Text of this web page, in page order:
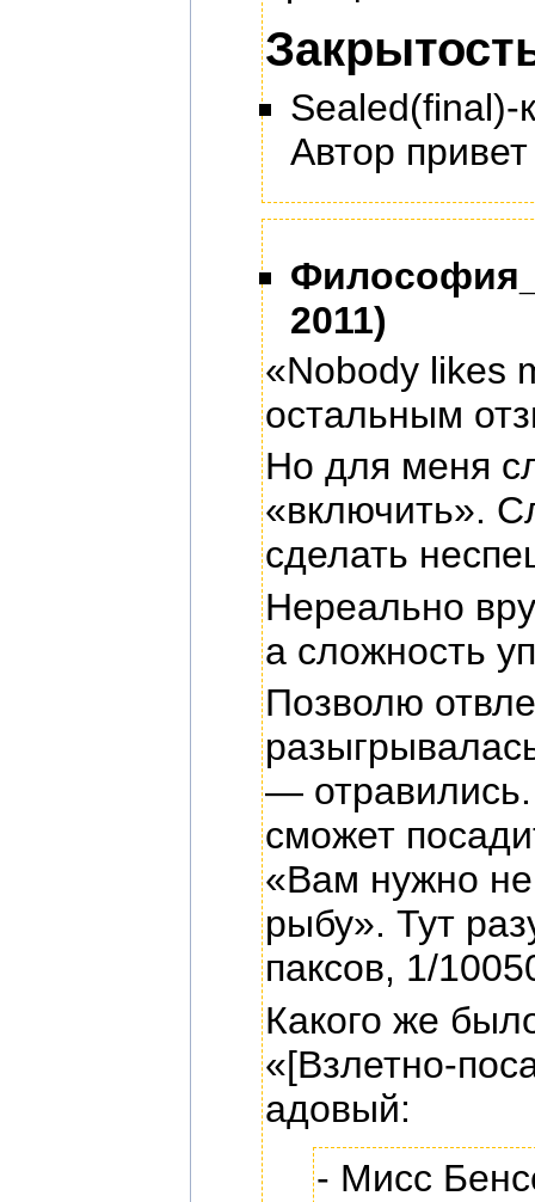
Sealed(final)-
Автор
2011)
«Nobody likes
остальным
Но для меня
«включить».
сделать
Нереально
а сложность
Позволю
— отравились.
сможет
«Вам нужно не
рыбу». Тут
паксов, 1/
Какого же
«[Взлетно-
адовый:
- Мисс